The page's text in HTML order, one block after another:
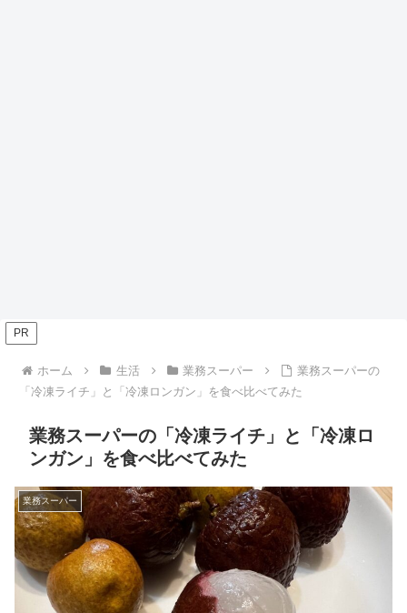
PR
ホーム 生活 業務スーパー
業務スーパーの
「冷凍ライチ」と「冷凍ロンガン」を食べ比べてみた
業務スーパーの「冷凍ライチ」と「冷凍ロ
ンガン」を食べ比べてみた
業務スーパー